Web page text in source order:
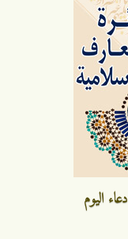
دعاء اليوم